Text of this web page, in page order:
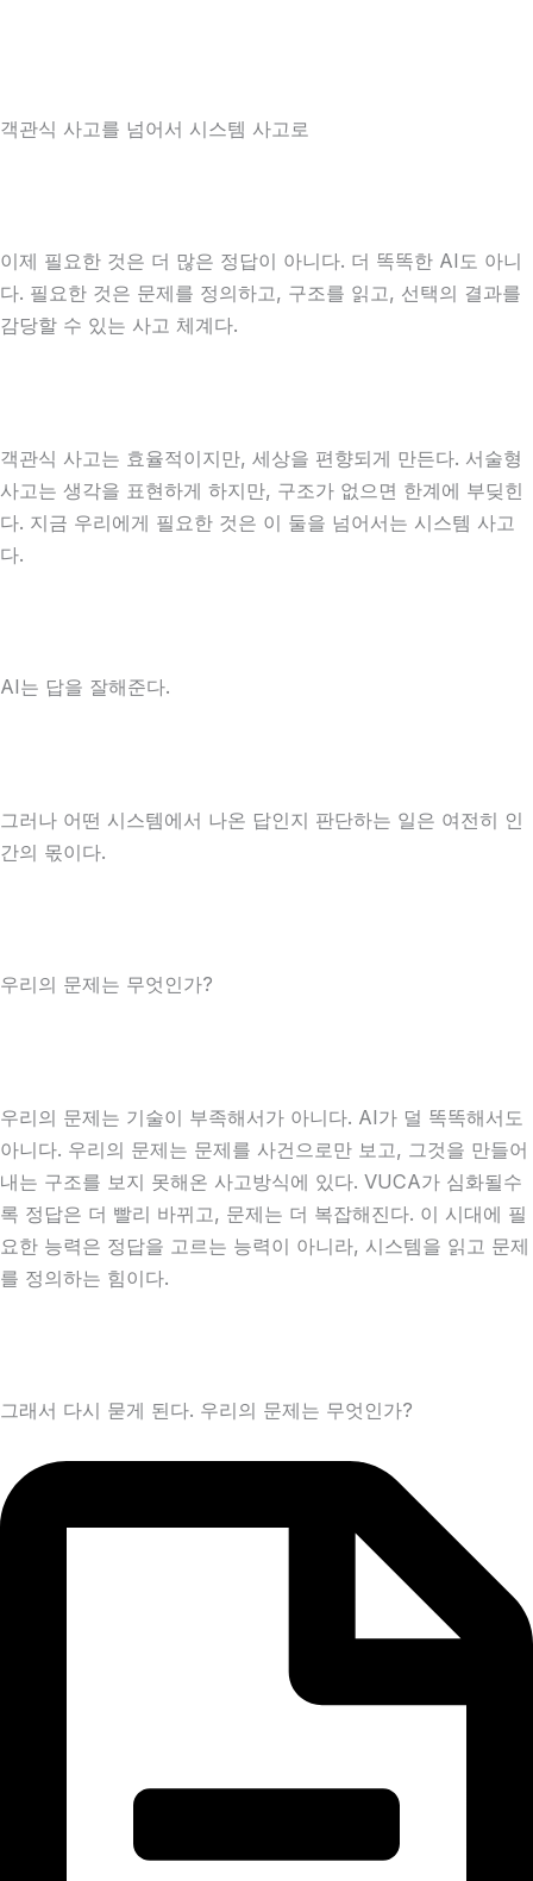
객관식 사고를 넘어서 시스템 사고로
이제 필요한 것은 더 많은 정답이 아니다. 더 똑똑한 AI도 아니
다. 필요한 것은 문제를 정의하고, 구조를 읽고, 선택의 결과를
감당할 수 있는 사고 체계다.
객관식 사고는 효율적이지만, 세상을 편향되게 만든다. 서술형
사고는 생각을 표현하게 하지만, 구조가 없으면 한계에 부딪힌
다. 지금 우리에게 필요한 것은 이 둘을 넘어서는 시스템 사고
다.
AI는 답을 잘해준다.
그러나 어떤 시스템에서 나온 답인지 판단하는 일은 여전히 인
간의 몫이다.
우리의 문제는 무엇인가?
우리의 문제는 기술이 부족해서가 아니다. AI가 덜 똑똑해서도
아니다. 우리의 문제는 문제를 사건으로만 보고, 그것을 만들어
내는 구조를 보지 못해온 사고방식에 있다. VUCA가 심화될수
록 정답은 더 빨리 바뀌고, 문제는 더 복잡해진다. 이 시대에 필
요한 능력은 정답을 고르는 능력이 아니라, 시스템을 읽고 문제
를 정의하는 힘이다.
그래서 다시 묻게 된다. 우리의 문제는 무엇인가?